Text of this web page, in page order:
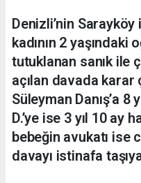
Denizli’nin
kadının 2
tutuklanan sanık ile
açılan davada karar
Süleyman Danış’a 8
D.’ye ise 3 yıl 10 ay
bebeğin avukatı ise
davayı istinafa